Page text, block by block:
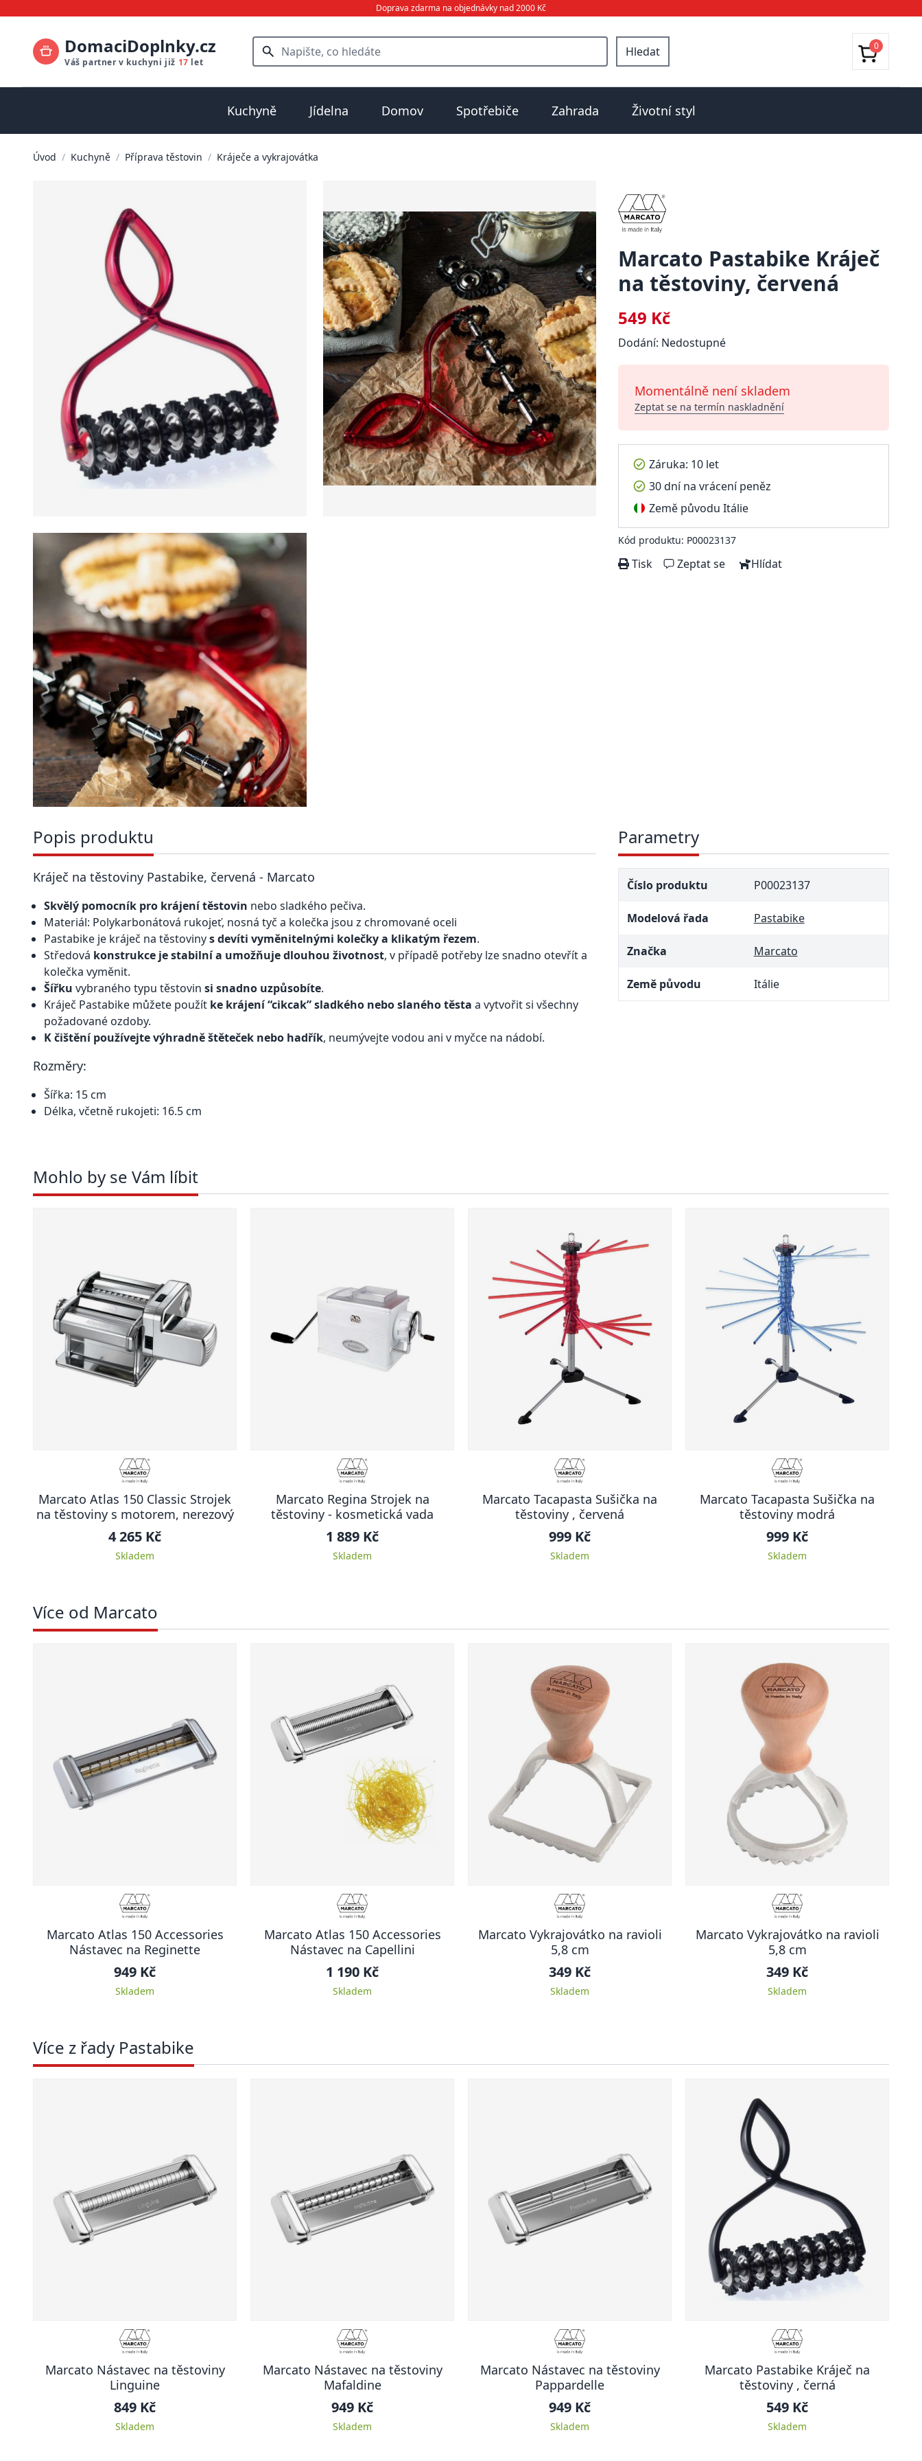
Doprava zdarma na objednávky nad 2000 Kč
DomaciDoplnky.cz
Váš partner v kuchyni již 17 let
Hledat 0
Kuchyně Jídelna Domov Spotřebiče Zahrada Životní styl
Úvod / Kuchyně / Příprava těstovin / Kráječe a vykrajovátka
Marcato Pastabike Kráječ
na těstoviny, červená
549 Kč
Dodání: Nedostupné
Momentálně není skladem
Zeptat se na termín naskladnění
Záruka: 10 let
30 dní na vrácení peněz
Země původu Itálie
Kód produktu: P00023137
Tisk Zeptat se Hlídat
Popis produktu
Kráječ na těstoviny Pastabike, červená - Marcato
Skvělý pomocník pro krájení těstovin nebo sladkého pečiva.
Materiál: Polykarbonátová rukojeť, nosná tyč a kolečka jsou z chromované oceli
Pastabike je kráječ na těstovinys devíti vyměnitelnými kolečky a klikatým řezem.
Středová konstrukce je stabilní a umožňuje dlouhou životnost, v případě potřeby lze snadno otevřít a
kolečka vyměnit.
Šířku vybraného typu těstovin si snadno uzpůsobíte.
Kráječ Pastabike můžete použít ke krájení “cikcak” sladkého nebo slaného těsta a vytvořit si všechny
požadované ozdoby.
K čištění používejte výhradně štěteček nebo hadřík, neumývejte vodou ani v myčce na nádobí.
Rozměry:
Šířka: 15 cm
Délka, včetně rukojeti: 16.5 cm
Parametry
Číslo produktu P00023137
Modelová řada Pastabike
Značka Marcato
Země původu Itálie
Mohlo by se Vám líbit
Marcato Atlas 150 Classic Strojek
na těstoviny s motorem, nerezový
4 265 Kč
Skladem
Marcato Regina Strojek na
těstoviny - kosmetická vada
1 889 Kč
Skladem
Marcato Tacapasta Sušička na
těstoviny , červená
999 Kč
Skladem
Marcato Tacapasta Sušička na
těstoviny modrá
999 Kč
Skladem
Více od Marcato
Marcato Atlas 150 Accessories
Nástavec na Reginette
949 Kč
Skladem
Marcato Atlas 150 Accessories
Nástavec na Capellini
1 190 Kč
Skladem
Marcato Vykrajovátko na ravioli
5,8 cm
349 Kč
Skladem
Marcato Vykrajovátko na ravioli
5,8 cm
349 Kč
Skladem
Více z řady Pastabike
Marcato Nástavec na těstoviny
Linguine
849 Kč
Skladem
Marcato Nástavec na těstoviny
Mafaldine
949 Kč
Skladem
Marcato Nástavec na těstoviny
Pappardelle
949 Kč
Skladem
Marcato Pastabike Kráječ na
těstoviny , černá
549 Kč
Skladem